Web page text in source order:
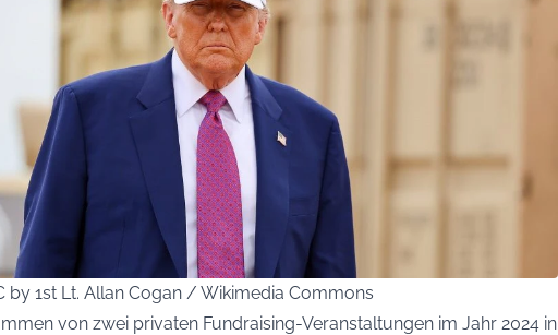
by 1st Lt. Allan Cogan / Wikimedia Commons
von zwei privaten Fundraising-Veranstaltungen im Jahr 2024 in